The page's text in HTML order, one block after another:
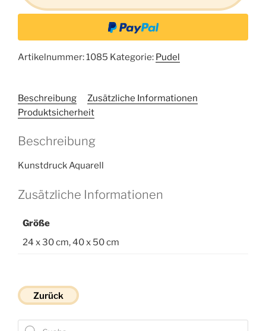
Artikelnummer:1085 Kategorie: Pudel
Beschreibung
Zusätzliche Informationen
Produktsicherheit
Beschreibung
Kunstdruck Aquarell
Zusätzliche Informationen
Größe
24 x 30 cm, 40 x 50 cm
Zurück
Products